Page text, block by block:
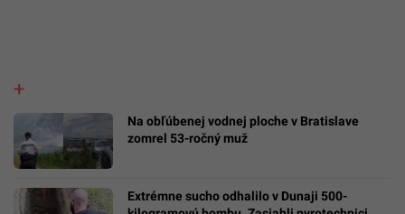
Na obľúbenej vodnej ploche v Bratislave
zomrel 53-ročný muž
Extrémne sucho odhalilo v Dunaji 500-